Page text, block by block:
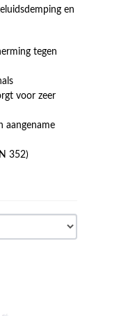
en
tegen
voor zeer
aangename
352)